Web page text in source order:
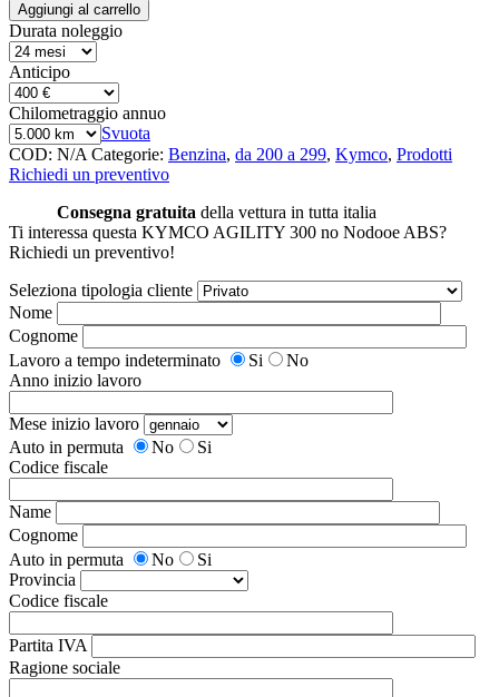
Aggiungi al carrello
Durata noleggio
Anticipo
Chilometraggio annuo
Svuota
COD: N/A Categorie: Benzina, da 200 a 299, Kymco, Prodotti
Richiedi un preventivo
Consegna gratuita della vettura in tutta italia
Ti interessa questa KYMCO AGILITY 300 no Nodooe ABS?
Richiedi un preventivo!
Seleziona tipologia cliente
Nome
Cognome
Lavoro a tempo indeterminato
Si
No
Anno inizio lavoro
Mese inizio lavoro
Auto in permuta
No
Si
Codice fiscale
Name
Cognome
Auto in permuta
No
Si
Provincia
Codice fiscale
Partita IVA
Ragione sociale